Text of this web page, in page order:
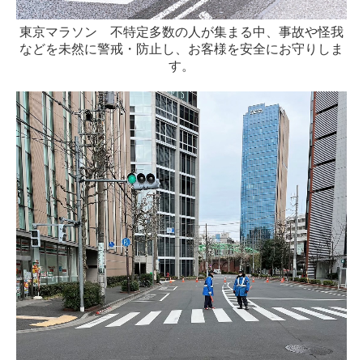
東京マラソン 不特定多数の人が集まる中、事故や怪我
などを未然に警戒・防止し、お客様を安全にお守りしま
す。